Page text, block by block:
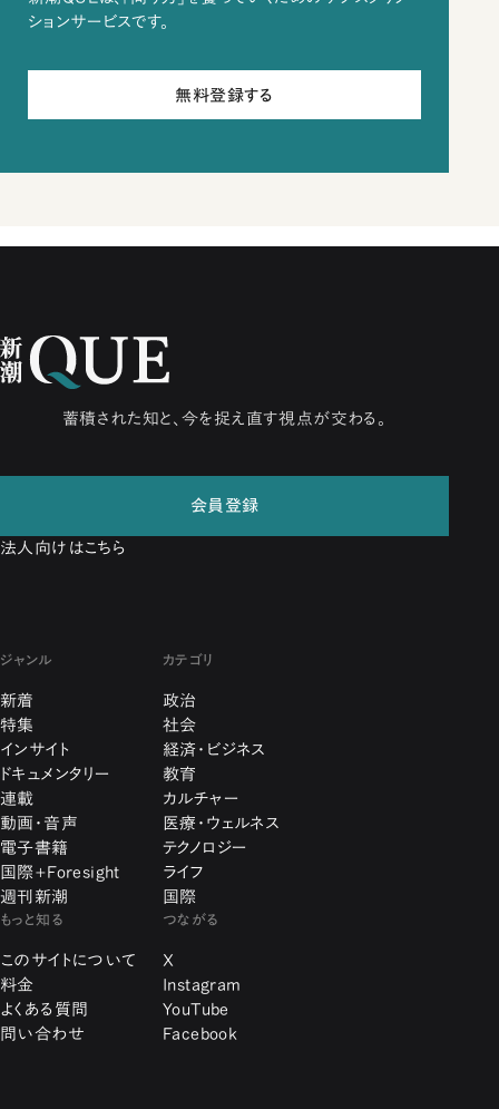
ションサービスです。
無料登録する
蓄積された知と、今を捉え直す視点が交わる。
会員登録
法人向けはこちら
ジャンル
新着
特集
インサイト
ドキュメンタリー
連載
動画・音声
電子書籍
国際+Foresight
週刊新潮
カテゴリ
政治
社会
経済・ビジネス
教育
カルチャー
医療・ウェルネス
テクノロジー
ライフ
国際
もっと知る
このサイトについて
料金
よくある質問
問い合わせ
つながる
X
Instagram
YouTube
Facebook